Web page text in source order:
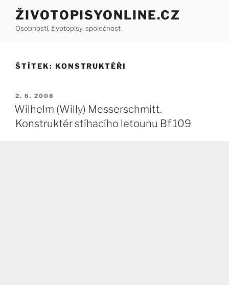
Přejít
obsahu
ŽIVOTOPISYONLINE.CZ
Osobnosti, životopisy, společnost
ŠTÍTEK: KONSTRUKTÉŘI
PUBLIKOVÁNO
2. 6. 2008
Wilhelm (Willy) Messerschmitt.
Konstruktér stíhacího letounu Bf 109